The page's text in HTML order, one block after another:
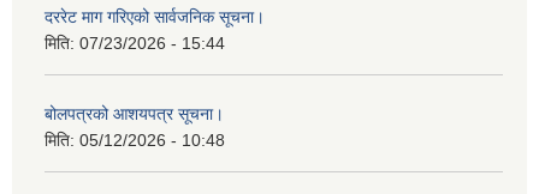
दररेट माग गरिएको सार्वजनिक सूचना।
मिति: 07/23/2026 - 15:44
बोलपत्रको आशयपत्र सूचना।
मिति: 05/12/2026 - 10:48